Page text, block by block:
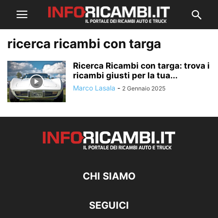
ricerca ricambi con targa
Ricerca Ricambi con targa: trova i
ricambi giusti per la tua...
Marco Lasala - 2 Gennaio 2025
CHI SIAMO
SEGUICI